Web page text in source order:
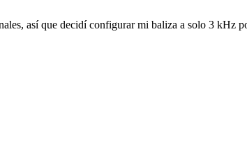
así que decidí configurar mi baliza a solo 3 kHz